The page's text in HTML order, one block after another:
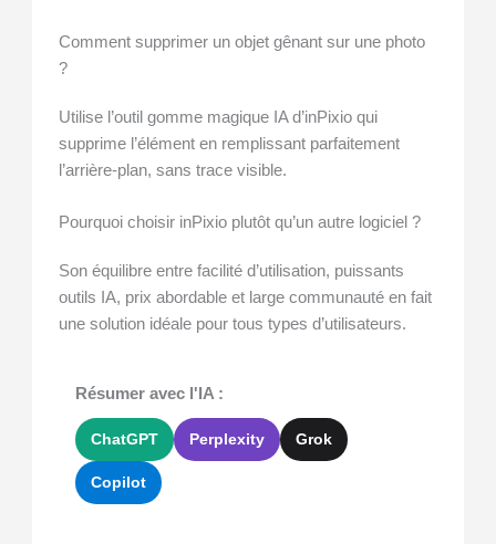
Comment supprimer un objet gênant sur une photo
?
Utilise l’outil gomme magique IA d’inPixio qui
supprime l’élément en remplissant parfaitement
l’arrière-plan, sans trace visible.
Pourquoi choisir inPixio plutôt qu’un autre logiciel ?
Son équilibre entre facilité d’utilisation, puissants
outils IA, prix abordable et large communauté en fait
une solution idéale pour tous types d’utilisateurs.
Résumer avec l'IA :
ChatGPT Perplexity Grok
Copilot